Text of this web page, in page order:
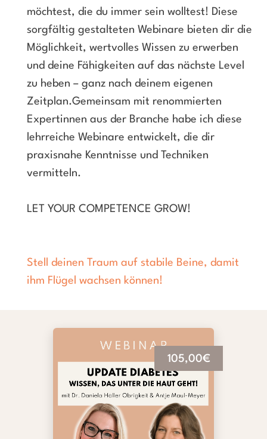
möchtest, die du immer sein wolltest! Diese
sorgfältig gestalteten Webinare bieten dir die
Möglichkeit, wertvolles Wissen zu erwerben
und deine Fähigkeiten auf das nächste Level
zu heben – ganz nach deinem eigenen
Zeitplan.Gemeinsam mit renommierten
Expertinnen aus der Branche habe ich diese
lehrreiche Webinare entwickelt, die dir
praxisnahe Kenntnisse und Techniken
vermitteln.
LET YOUR COMPETENCE GROW!
Stell deinen Traum auf stabile Beine, damit
ihm Flügel wachsen können!
105,00€